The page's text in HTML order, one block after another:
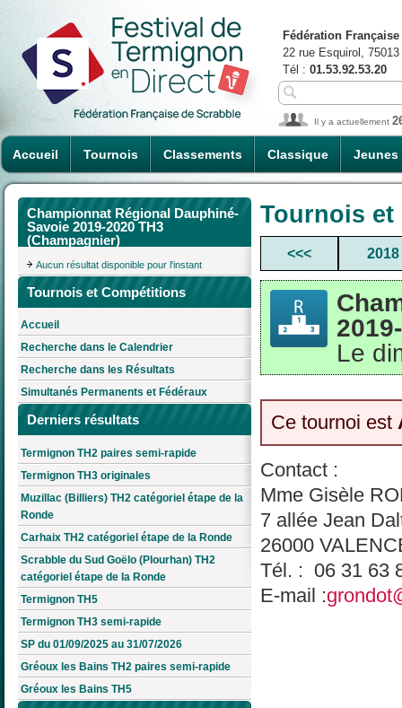
Accueil Tournois Classements Classique Jeunes
Fédération
22 rue Esquirol,
Tél : 01.53.92.53.20
Il y a actuellement
Championnat Régional Dauphiné-
Savoie 2019-2020 TH3
(Champagnier)
Aucun résultat disponible pour l'instant
Tournois et Compétitions
Accueil
Recherche dans le Calendrier
Recherche dans les Résultats
Simultanés Permanents et Fédéraux
Derniers résultats
Termignon TH2 paires semi-rapide
Termignon TH3 originales
Muzillac (Billiers) TH2 catégoriel étape de la
Ronde
Carhaix TH2 catégoriel étape de la Ronde
Scrabble du Sud Goëlo (Plourhan) TH2
catégoriel étape de la Ronde
Termignon TH5
Termignon TH3 semi-rapide
SP du 01/09/2025 au 31/07/2026
Gréoux les Bains TH2 paires semi-rapide
Gréoux les Bains TH5
Tournois
<<< 2018
Le
Ce tournoi est
Contact :
Mme Gisèle
7 allée Jean
26000
Tél. : 06 31 63
E-mail :